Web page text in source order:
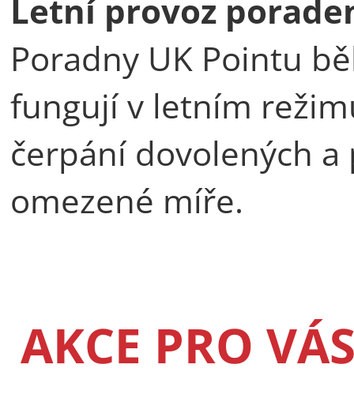
Letní provoz
Poradny UK Pointu
fungují v letním
čerpání dovolených
omezené míře.
AKCE PRO